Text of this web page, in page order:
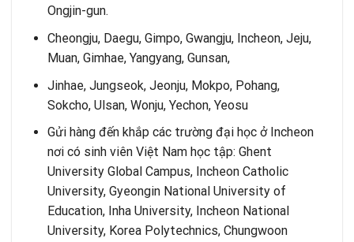
Ongjin-gun.
Cheongju, Daegu, Gimpo, Gwangju, Incheon, Jeju,
Muan, Gimhae, Yangyang, Gunsan,
Jinhae, Jungseok, Jeonju, Mokpo, Pohang,
Sokcho, Ulsan, Wonju, Yechon, Yeosu
Gửi hàng đến khắp các trường đại học ở Incheon
nơi có sinh viên Việt Nam học tập: Ghent
University Global Campus, Incheon Catholic
University, Gyeongin National University of
Education, Inha University, Incheon National
University, Korea Polytechnics, Chungwoon